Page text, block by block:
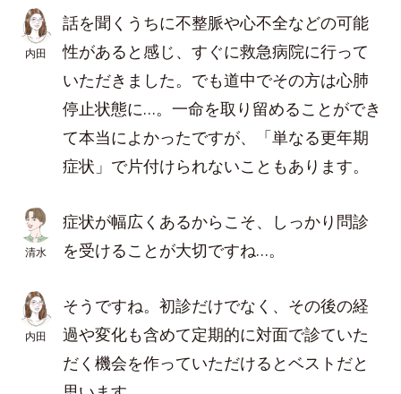
内田
話を聞くうちに不整脈や心不全などの可能
性があると感じ、すぐに救急病院に行って
いただきました。でも道中でその方は心肺
停止状態に…。一命を取り留めることができ
て本当によかったですが、「単なる更年期
症状」で片付けられないこともあります。
清水
症状が幅広くあるからこそ、しっかり問診
を受けることが大切ですね…。
内田
そうですね。初診だけでなく、その後の経
過や変化も含めて定期的に対面で診ていた
だく機会を作っていただけるとベストだと